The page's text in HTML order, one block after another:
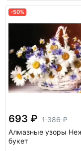
-50%
693
1 386
Алмазные узоры
букет